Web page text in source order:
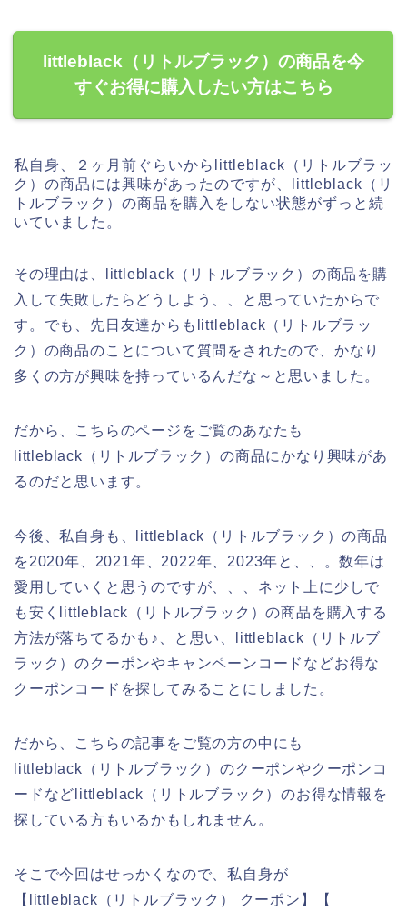
littleblack（リトルブラック）の商品を今
すぐお得に購入したい方はこちら
私自身、２ヶ月前ぐらいからlittleblack（リトルブラッ
ク）の商品には興味があったのですが、littleblack（リ
トルブラック）の商品を購入をしない状態がずっと続
いていました。
その理由は、littleblack（リトルブラック）の商品を購
入して失敗したらどうしよう、、と思っていたからで
す。でも、先日友達からもlittleblack（リトルブラッ
ク）の商品のことについて質問をされたので、かなり
多くの方が興味を持っているんだな～と思いました。
だから、こちらのページをご覧のあなたも
littleblack（リトルブラック）の商品にかなり興味があ
るのだと思います。
今後、私自身も、littleblack（リトルブラック）の商品
を2020年、2021年、2022年、2023年と、、。数年は
愛用していくと思うのですが、、、ネット上に少しで
も安くlittleblack（リトルブラック）の商品を購入する
方法が落ちてるかも♪、と思い、littleblack（リトルブ
ラック）のクーポンやキャンペーンコードなどお得な
クーポンコードを探してみることにしました。
だから、こちらの記事をご覧の方の中にも
littleblack（リトルブラック）のクーポンやクーポンコ
ードなどlittleblack（リトルブラック）のお得な情報を
探している方もいるかもしれません。
そこで今回はせっかくなので、私自身が
【littleblack（リトルブラック） クーポン】【